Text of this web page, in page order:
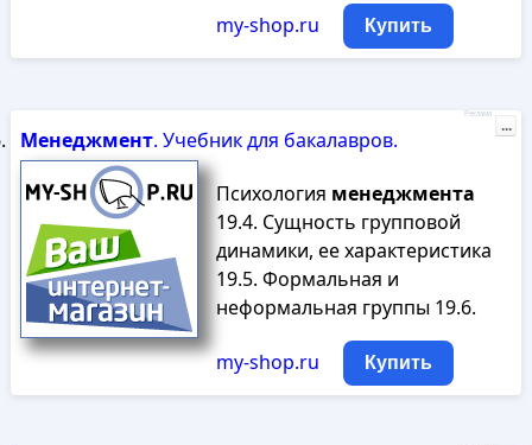
my-shop.ru Купить
Менеджмент. Учебник для бакалавров.
Психология менеджмента
19.4. Сущность групповой
динамики, ее характеристика
19.5. Формальная и
неформальная группы 19.6.
my-shop.ru Купить
Реклама
...